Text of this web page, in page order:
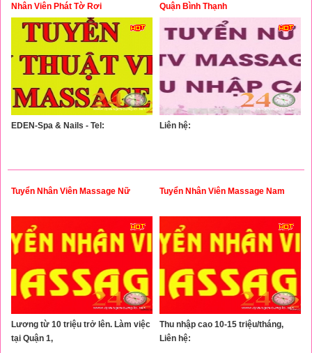
Nhân Viên Phát Tờ Rơi
EDEN-Spa & Nails - Tel:
Quận Bình Thạnh
Liên hệ:
Tuyển Nhân Viên Massage Nữ
Lương từ 10 triệu trở lên. Làm việc
tại Quận 1,
Tuyển Nhân Viên Massage Nam
Thu nhập cao 10-15 triệu/tháng,
Liên hệ: